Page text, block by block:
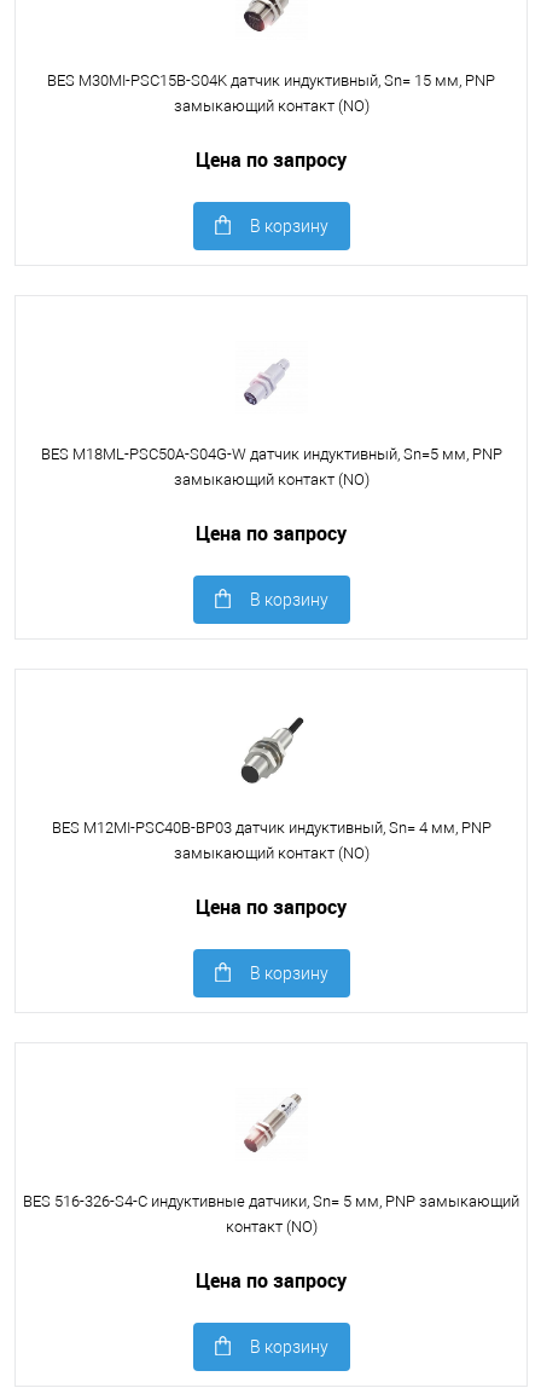
BES M30MI-PSC15B-S04K датчик индуктивный, Sn= 15 мм, PNP
замыкающий контакт (NO)
Цена по запросу
В корзину
BES M18ML-PSC50A-S04G-W датчик индуктивный, Sn=5 мм, PNP
замыкающий контакт (NO)
Цена по запросу
В корзину
BES M12MI-PSC40B-BP03 датчик индуктивный, Sn= 4 мм, PNP
замыкающий контакт (NO)
Цена по запросу
В корзину
BES 516-326-S4-C индуктивные датчики, Sn= 5 мм, PNP замыкающий
контакт (NO)
Цена по запросу
В корзину